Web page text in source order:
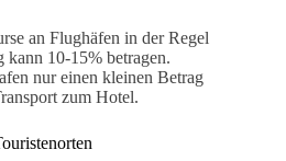
an Flughäfen in der Regel
kann 10-15% betragen.
nur einen kleinen Betrag
zum Hotel.